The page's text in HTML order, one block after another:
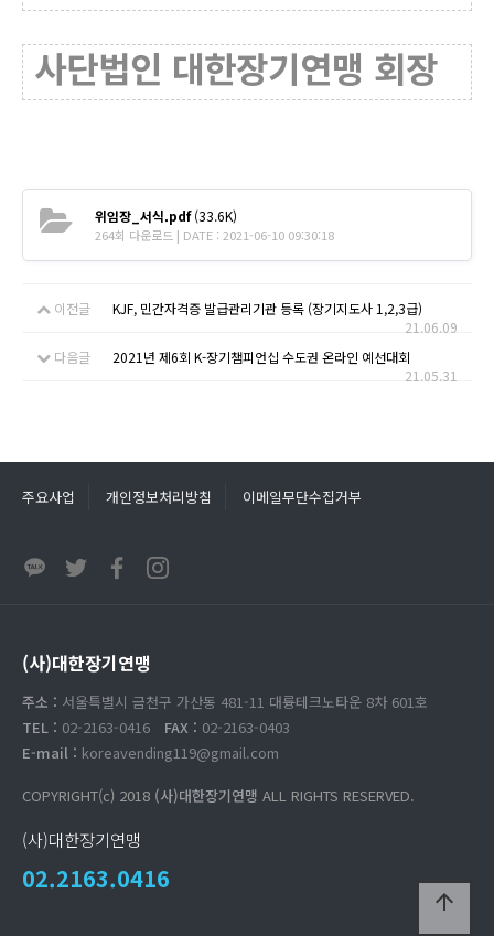
사단법인 대한장기연맹 회장
위임장_서식.pdf(33.6K)
264회 다운로드 | DATE : 2021-06-10 09:30:18
이전글
KJF, 민간자격증 발급관리기관 등록 (장기지도사 1,2,3급)
21.06.09
다음글
2021년 제6회 K-장기챔피언십 수도권 온라인 예선대회
21.05.31
arrow_upward
주요사업 개인정보처리방침 이메일무단수집거부
(사)대한장기연맹
주소 : 서울특별시 금천구 가산동 481-11 대륭테크노타운 8차 601호
TEL : 02-2163-0416 FAX : 02-2163-0403
E-mail : koreavending119@gmail.com
COPYRIGHT(c) 2018 (사)대한장기연맹 ALL RIGHTS RESERVED.
(사)대한장기연맹
02.2163.0416